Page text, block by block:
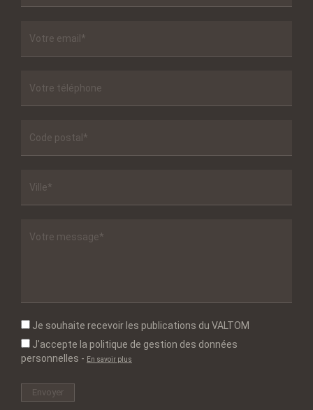
Je souhaite recevoir les publications du VALTOM
J'accepte la politique de gestion des données
personnelles - En savoir plus